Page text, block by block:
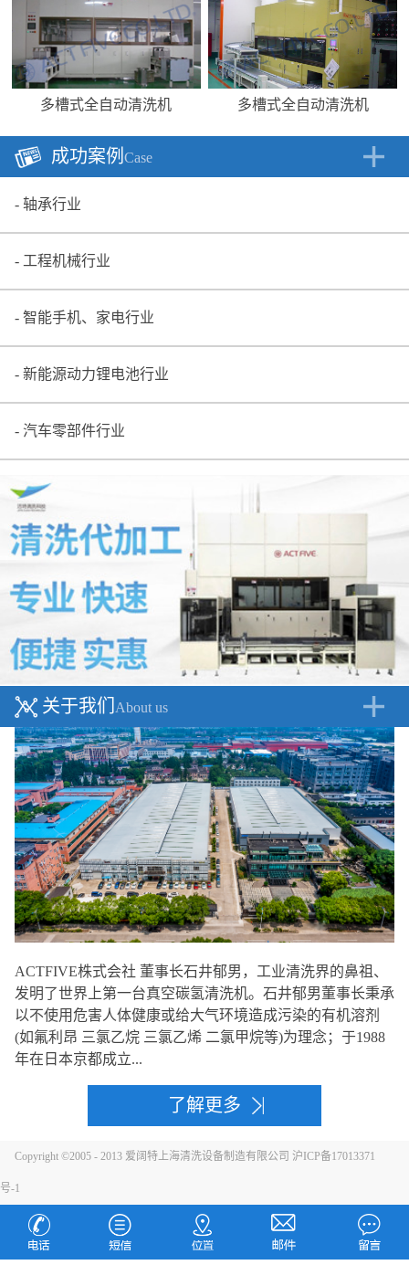
多槽式全自动清洗机 多槽式全自动清洗机
成功案例 Case
轴承行业
工程机械行业
智能手机、家电行业
新能源动力锂电池行业
汽车零部件行业
关于我们 About us
ACTFIVE株式会社 董事长石井郁男，工业清洗界的鼻祖、
发明了世界上第一台真空碳氢清洗机。石井郁男董事长秉承
以不使用危害人体健康或给大气环境造成污染的有机溶剂
(如氟利昂 三氯乙烷 三氯乙烯 二氯甲烷等)为理念；于1988
年在日本京都成立...
了解更多
Copyright ©2005 - 2013 爱阔特上海清洗设备制造有限公司 沪ICP备17013371
号-1